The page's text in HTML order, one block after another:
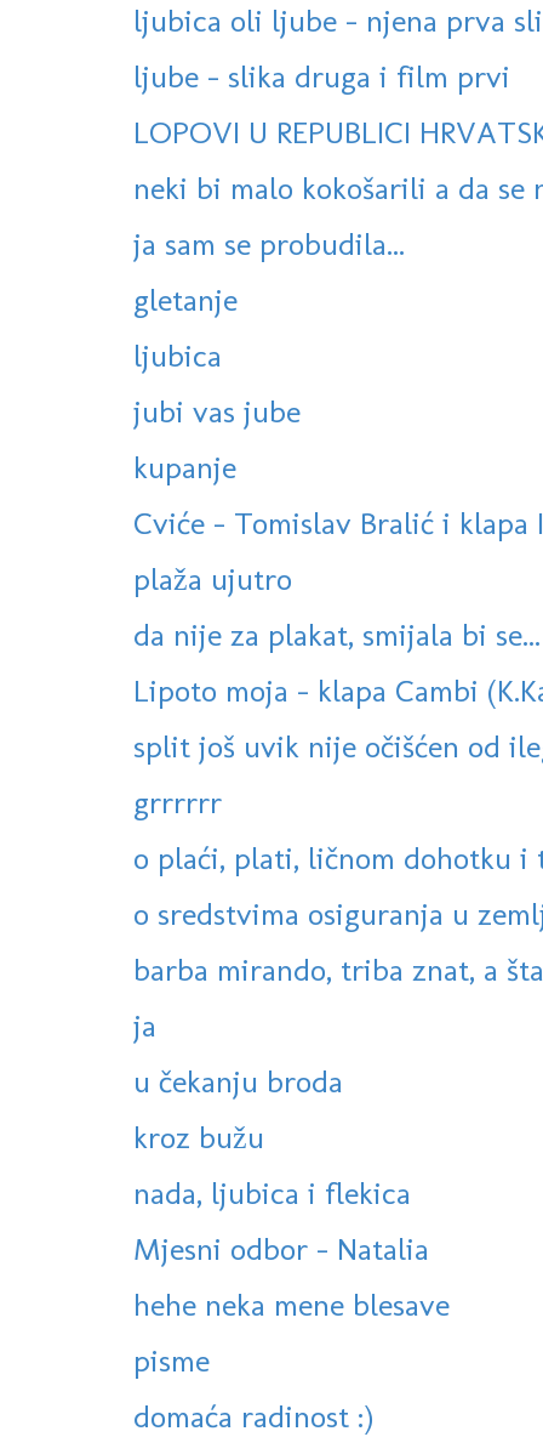
ljubica oli ljube - njena prva
ljube - slika druga i film prvi
LOPOVI U REPUBLICI
neki bi malo kokošarili a da se
ja sam se probudila...
gletanje
ljubica
jubi vas jube
kupanje
Cviće - Tomislav Bralić i klapa
plaža ujutro
da nije za plakat, smijala bi se...
Lipoto moja - klapa Cambi
split još uvik nije očišćen od
grrrrrr
o plaći, plati, ličnom dohotku i
o sredstvima osiguranja u
barba mirando, triba znat, a
ja
u čekanju broda
kroz bužu
nada, ljubica i flekica
Mjesni odbor - Natalia
hehe neka mene blesave
pisme
domaća radinost :)